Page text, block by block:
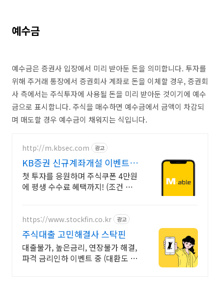
예수금
예수금은 증권사 입장에서 미리 받아둔 돈을 의미합니다. 투자를
위해 주거래 통장에서 증권회사 계좌로 돈을 이체할 경우, 증권회
사 측에서는 주식투자에 사용될 돈을 미리 받아둔 것이기에 예수
금으로 표시합니다. 주식을 매수하면 예수금에서 금액이 차감되
며 매도할 경우 예수금이 채워지는 식입니다.
http://m.kbsec.com 광고
KB증권 신규계좌개설 이벤트
국내주식쿠폰 최대 5만원
첫 투자를 응원하며 주식쿠폰 4만원
에 평생 수수료 혜택까지! (조건 충
https://www.stockfin.co.kr 광고
주식대출 고민해결사 스탁핀
대출불가, 높은금리, 연장불가 해결,
파격 금리인하 이벤트 중 (대환도 가